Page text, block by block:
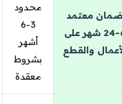
ضمان معتمد
6-24 شهر على
والقطع
محدود
3-6
أشهر
بشروط
معقدة